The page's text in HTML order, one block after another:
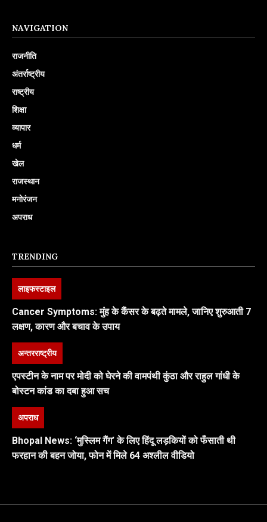
NAVIGATION
राजनीति
अंतर्राष्ट्रीय
राष्ट्रीय
शिक्षा
व्यापार
धर्म
खेल
राजस्थान
मनोरंजन
अपराध
TRENDING
लाइफस्टाइल
Cancer Symptoms: मुंह के कैंसर के बढ़ते मामले, जानिए शुरुआती 7
लक्षण, कारण और बचाव के उपाय
अन्तरराष्ट्रीय
एपस्टीन के नाम पर मोदी को घेरने की वामपंथी कुंठा और राहुल गांधी के
बोस्टन कांड का दबा हुआ सच
अपराध
Bhopal News: ‘मुस्लिम गैंग’ के लिए हिंदू लड़कियों को फँसाती थी
फरहान की बहन जोया, फोन में मिले 64 अश्लील वीडियो